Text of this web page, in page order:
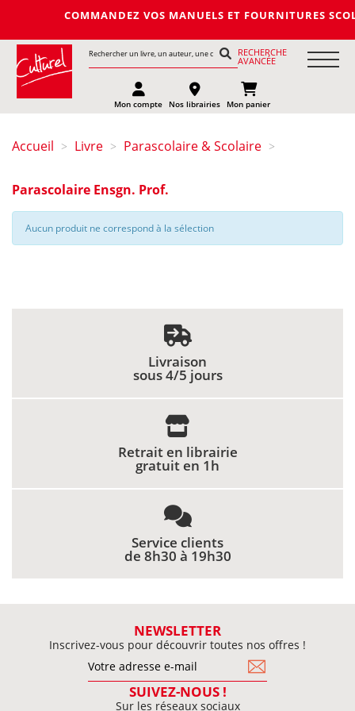
COMMANDEZ VOS MANUELS ET
RECHERCHE
AVANCÉE
Mon compte Nos librairies Mon panier
Accueil > Livre > Parascolaire & Scolaire >
Parascolaire Ensgn. Prof.
Aucun produit ne correspond à la sélection
Livraison
sous 4/5 jours
Retrait en librairie
gratuit en 1h
Service clients
de 8h30 à 19h30
NEWSLETTER
Inscrivez-vous pour découvrir toutes nos offres !
SUIVEZ-NOUS !
Sur les réseaux sociaux